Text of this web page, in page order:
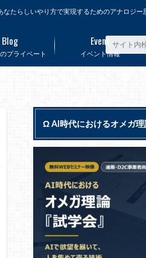
たらしいやり方で実現するためのアナロジ
プライベート
Blog
イベント情報
Event
Ω AI時代におけるオメガ理